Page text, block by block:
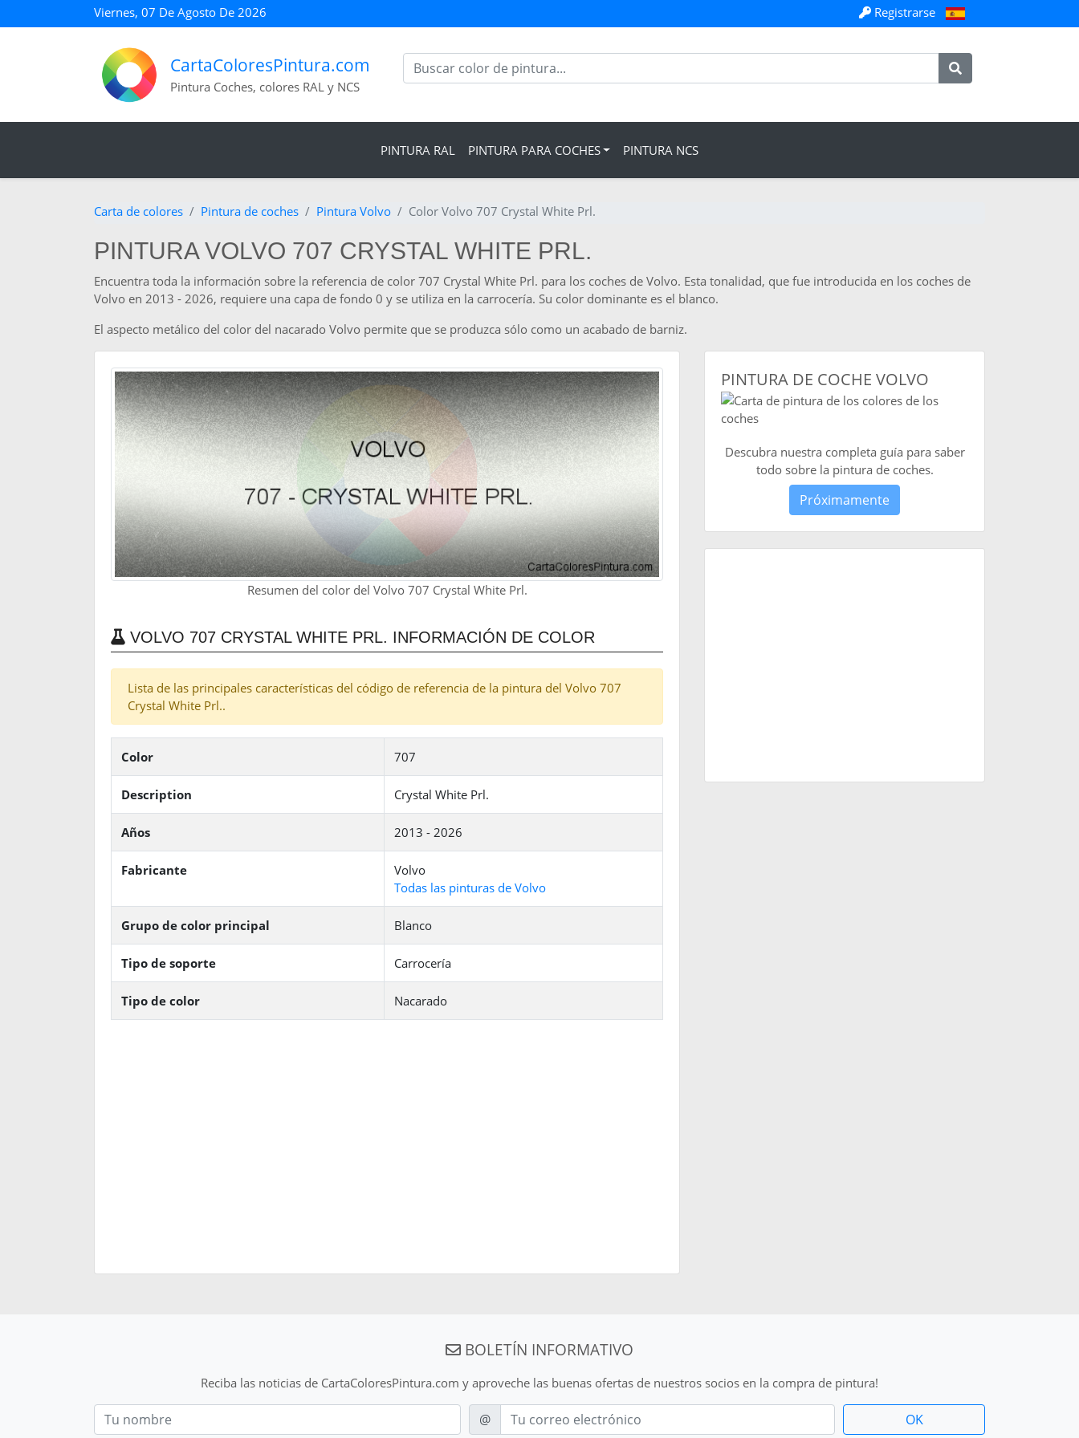
Viernes, 07 De Agosto De 2026 Registrarse
CartaColoresPintura.com
Pintura Coches, colores RAL y NCS
PINTURA RAL PINTURA PARA COCHES PINTURA NCS
Carta de colores Pintura de coches Pintura Volvo Color Volvo 707 Crystal White Prl.
PINTURA VOLVO 707 CRYSTAL WHITE PRL.
Encuentra toda la información sobre la referencia de color 707 Crystal White Prl. para los coches de Volvo. Esta tonalidad, que fue introducida en los coches de
Volvo en 2013 - 2026, requiere una capa de fondo 0 y se utiliza en la carrocería. Su color dominante es el blanco.
El aspecto metálico del color del nacarado Volvo permite que se produzca sólo como un acabado de barniz.
Resumen del color del Volvo 707 Crystal White Prl.
VOLVO 707 CRYSTAL WHITE PRL. INFORMACIÓN DE COLOR
Lista de las principales características del código de referencia de la pintura del Volvo 707
Crystal White Prl..
Color 707
Description Crystal White Prl.
Años 2013 - 2026
Fabricante
Volvo
Todas las pinturas de Volvo
Grupo de color principal Blanco
Tipo de soporte Carrocería
Tipo de color Nacarado
PINTURA DE COCHE VOLVO
Descubra nuestra completa guía para saber
todo sobre la pintura de coches.
Próximamente
BOLETÍN INFORMATIVO
Reciba las noticias de CartaColoresPintura.com y aproveche las buenas ofertas de nuestros socios en la compra de pintura!
Nom
E-mail
@